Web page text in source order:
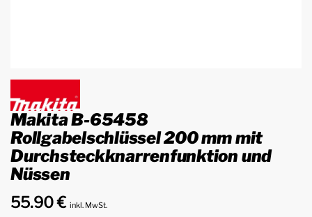
Makita B-65458
Rollgabelschlüssel 200 mm mit
Durchsteckknarrenfunktion und
Nüssen
55.90€ inkl. MwSt.